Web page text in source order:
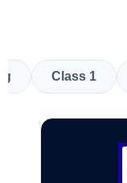
Class 1